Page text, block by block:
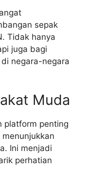
sepak
Tidak hanya
juga bagi
negara-negara
Muda
platform penting
Ini menjadi
perhatian